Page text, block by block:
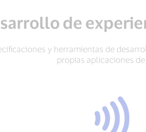
de
y herramientas de
propias aplicaciones de